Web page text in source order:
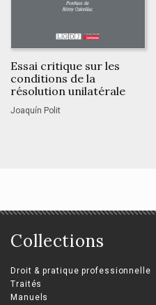
Essai critique sur les
conditions de la
résolution unilatérale
Joaquín Polit
Collections
Droit & pratique professionnelle
Traités
Manuels